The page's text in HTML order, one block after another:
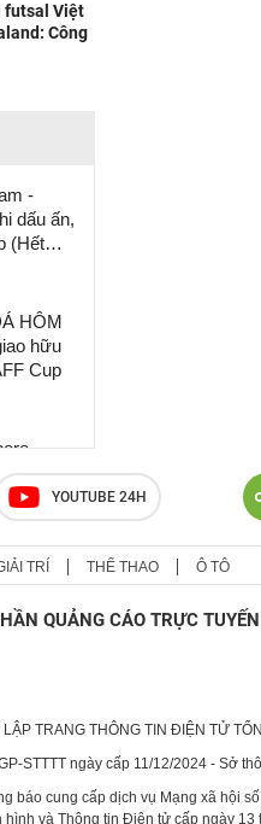
futsal Việt
Công
-
dấu ấn,
(Hết
HÔM
hữu
Cup
-
"chốt
YOUTUBE 24H
TRÍ THỂ THAO Ô TÔ
QUẢNG CÁO TRỰC
TRANG THÔNG TIN ĐIỆN TỬ
STTTT ngày cấp 11/12/2024 - Sở
báo cung cấp dịch vụ Mạng xã hội
hình và Thông tin Điện tử cấp ngày 13